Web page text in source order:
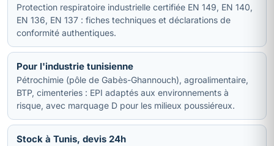
Protection respiratoire industrielle certifiée EN 149, EN 140,
EN 136, EN 137 : fiches techniques et déclarations de
conformité authentiques.
Pour l'industrie tunisienne
Pétrochimie (pôle de Gabès-Ghannouch), agroalimentaire,
BTP, cimenteries : EPI adaptés aux environnements à
risque, avec marquage D pour les milieux poussiéreux.
Stock à Tunis, devis 24h